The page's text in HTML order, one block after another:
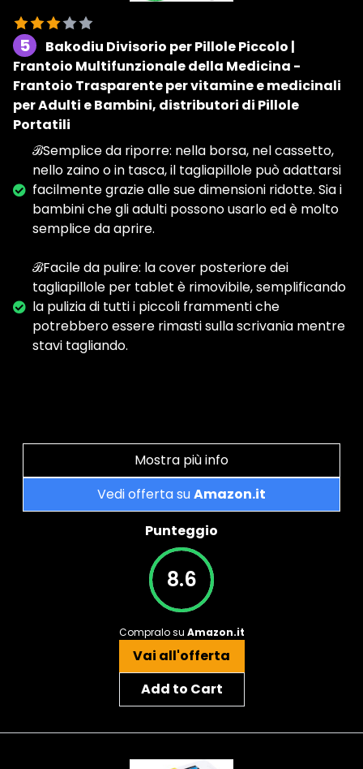
5
Bakodiu Divisorio per Pillole Piccolo |
Frantoio Multifunzionale della Medicina -
Frantoio Trasparente per vitamine e medicinali
per Adulti e Bambini, distributori di Pillole
Portatili
ℬSemplice da riporre: nella borsa, nel cassetto,
nello zaino o in tasca, il tagliapillole può adattarsi
facilmente grazie alle sue dimensioni ridotte. Sia i
bambini che gli adulti possono usarlo ed è molto
semplice da aprire.
ℬFacile da pulire: la cover posteriore dei
tagliapillole per tablet è rimovibile, semplificando
la pulizia di tutti i piccoli frammenti che
potrebbero essere rimasti sulla scrivania mentre
stavi tagliando.
Mostra più info
Vedi offerta suAmazon.it
Punteggio
8.6
Compralo su Amazon.it
Vai all'offerta
Add to Cart